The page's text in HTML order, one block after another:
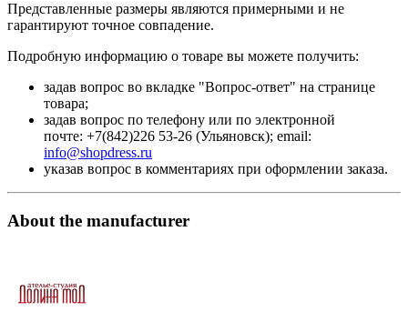
Представленные размеры являются примерными и не
гарантируют точное совпадение.
Подробную информацию о товаре вы можете получить:
задав вопрос во вкладке "Вопрос-ответ" на странице
товара;
задав вопрос по телефону или по электронной
почте: +7(842)226 53-26 (Ульяновск); email:
info@shopdress.ru
указав вопрос в комментариях при оформлении заказа.
About the manufacturer